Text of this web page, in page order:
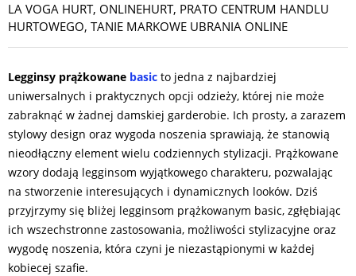
LA VOGA HURT, ONLINEHURT, PRATO CENTRUM HANDLU
HURTOWEGO, TANIE MARKOWE UBRANIA ONLINE
Legginsy prążkowane basic to jedna z najbardziej
uniwersalnych i praktycznych opcji odzieży, której nie może
zabraknąć w żadnej damskiej garderobie. Ich prosty, a zarazem
stylowy design oraz wygoda noszenia sprawiają, że stanowią
nieodłączny element wielu codziennych stylizacji. Prążkowane
wzory dodają legginsom wyjątkowego charakteru, pozwalając
na stworzenie interesujących i dynamicznych looków. Dziś
przyjrzymy się bliżej legginsom prążkowanym basic, zgłębiając
ich wszechstronne zastosowania, możliwości stylizacyjne oraz
wygodę noszenia, która czyni je niezastąpionymi w każdej
kobiecej szafie.